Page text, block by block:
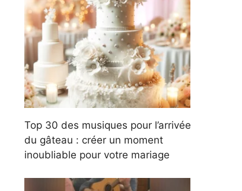
Top 30 des musiques pour l’arrivée
du gâteau : créer un moment
inoubliable pour votre mariage